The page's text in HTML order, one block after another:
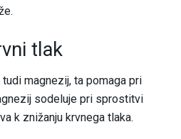
tlak
magnezij, ta pomaga pri
sodeluje pri sprostitvi
k znižanju krvnega tlaka.